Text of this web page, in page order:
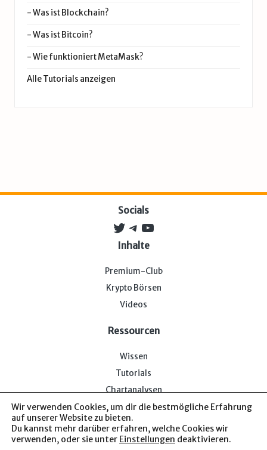
-Was ist Blockchain?
-Was ist Bitcoin?
-Wie funktioniert MetaMask?
Alle Tutorials anzeigen
Socials
Twitter
Telegram
YouTube
Inhalte
Premium-Club
Krypto Börsen
Videos
Ressourcen
Wissen
Tutorials
Chartanalysen
Wir verwenden Cookies, um dir die bestmögliche Erfahrung
auf unserer Website zu bieten.
Du kannst mehr darüber erfahren, welche Cookies wir
verwenden, oder sie unter Einstellungen deaktivieren.